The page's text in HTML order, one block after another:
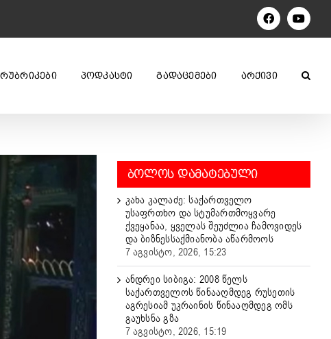
Facebook
ᲠᲣᲑᲠᲘᲙᲔᲑᲘ ᲞᲝᲓᲙᲐᲡᲢᲘ ᲒᲐᲓᲐᲪᲔᲛᲔᲑᲘ ᲐᲠᲥᲘᲕᲘ
ᲑᲝᲚᲝᲡ ᲓᲐᲛᲐᲢᲔᲑᲣᲚᲘ
კახა კალაძე: საქართველო
უსაფრთხო და სტუმართმოყვარე
ქვეყანაა, ყველას შეუძლია ჩამოვიდეს
და ბიზნესსაქმიანობა აწარმოოს
7 აგვისტო, 2026, 15:23
ანდრეი სიბიგა: 2008 წელს
საქართველოს წინააღმდეგ რუსეთის
აგრესიამ უკრაინის წინააღმდეგ ომს
გაუხსნა გზა
7 აგვისტო, 2026, 15:19